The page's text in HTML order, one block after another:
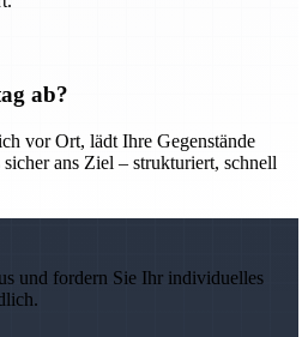
ab?
vor Ort, lädt Ihre Gegenstände
ans Ziel – strukturiert, schnell
und fordern Sie Ihr individuelles